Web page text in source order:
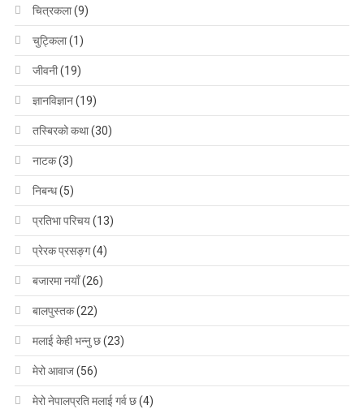
चित्रकला(9)
चुट्किला(1)
जीवनी(19)
ज्ञानविज्ञान(19)
तस्बिरको कथा(30)
नाटक(3)
निबन्ध(5)
प्रतिभा परिचय(13)
प्रेरक प्रसङ्ग(4)
बजारमा नयाँ(26)
बालपुस्तक(22)
मलाई केही भन्नु छ(23)
मेरो आवाज(56)
मेरो नेपालप्रति मलाई गर्व छ(4)